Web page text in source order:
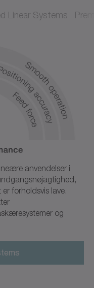
Linear Systems
anvendelser i
forholdsvis lave.
og